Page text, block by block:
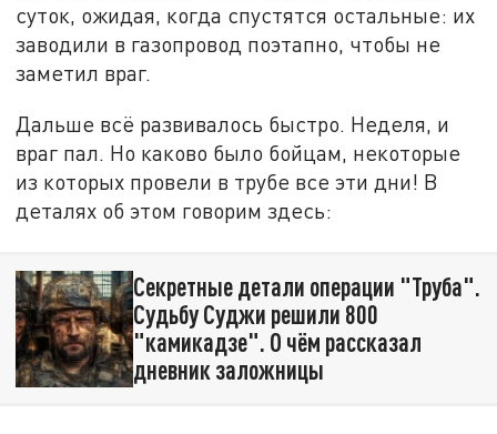
суток, ожидая, когда спустятся остальные: их
заводили в газопровод поэтапно, чтобы не
заметил враг.
Дальше всё развивалось быстро. Неделя, и
враг пал. Но каково было бойцам, некоторые
из которых провели в трубе все эти дни! В
деталях об этом говорим здесь:
Секретные детали операции "Труба".
Судьбу Суджи решили 800
"камикадзе". О чём рассказал
дневник заложницы